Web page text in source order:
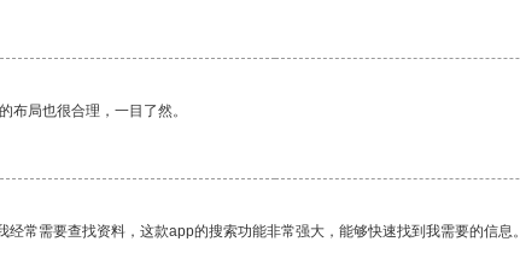
布局也很合理，一目了然。
常需要查找资料，这款app的搜索功能非常强大，能够快速找到我需要的信息。